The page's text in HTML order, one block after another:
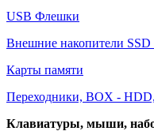
USB Флешки
Внешние накопители SSD
Карты памяти
Переходники, BOX -
Клавиатуры, мыши,